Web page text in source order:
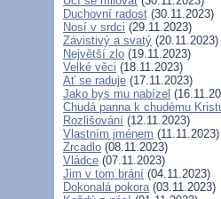
Duchovní radost (30.11.2023)
Nosí v srdci (29.11.2023)
Závistivý a svatý (20.11.2023)
Největší zlo (19.11.2023)
Velké věci (18.11.2023)
Ať se raduje (17.11.2023)
Jako bys mu nabízel
Chudá panna k chudému
Rozlišování (12.11.2023)
Vlastním jménem (11.11.2023)
Zrcadlo (08.11.2023)
Vládce (07.11.2023)
Jim v tom brání (04.11.2023)
Dokonalá pokora(03.11.2023)